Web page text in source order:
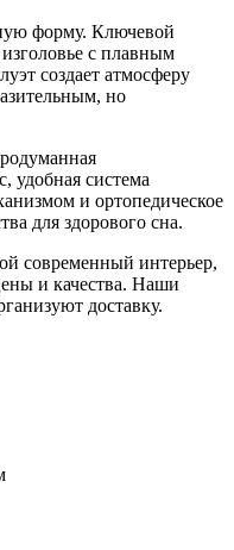
форму. Ключевой
с плавным
создает атмосферу
но
удобная система
и ортопедическое
для здорового сна.
современный интерьер,
и качества. Наши
доставку.